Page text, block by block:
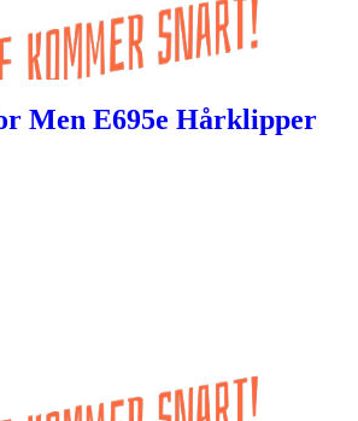
Men E695e Hårklipper